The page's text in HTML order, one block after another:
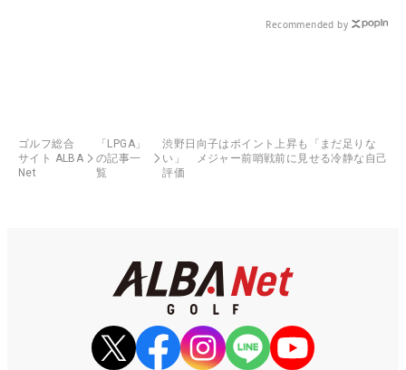
Recommended by
ゴルフ総合
サイト ALBA
Net
「LPGA」
の記事一
覧
渋野日向子はポイント上昇も「まだ足りな
い」 メジャー前哨戦前に見せる冷静な自己
評価